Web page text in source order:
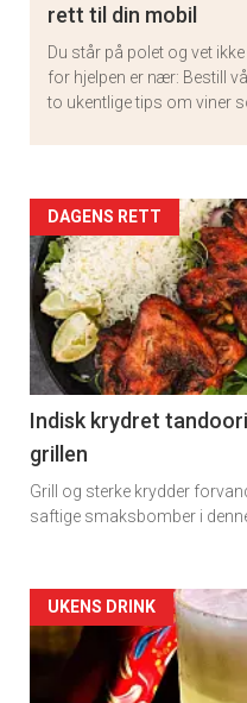
rett til din mobil
Du står på polet og vet
for hjelpen er nær: Bestill
to ukentlige tips om viner
Artikler
detail
-
section
11
DAGENS RETT
Indisk krydret
grillen
Grill og sterke krydder
saftige smaksbomber i
Artikler
detail
UKENS DRINK